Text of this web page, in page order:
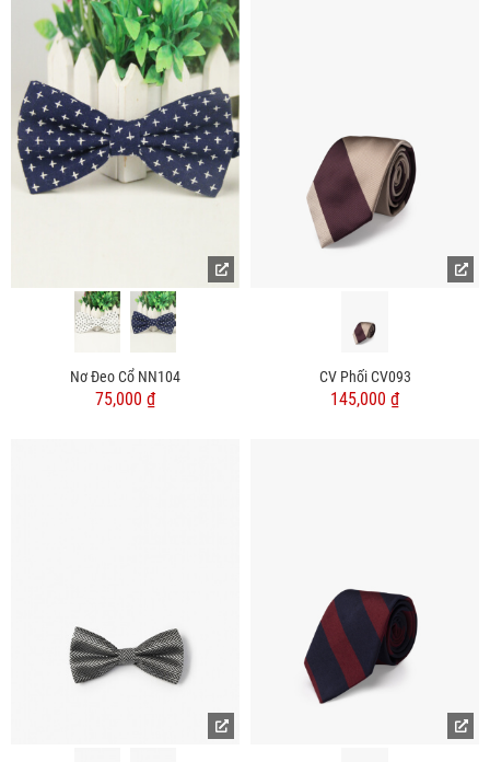
Nơ Đeo Cổ NN104
75,000 ₫
CV Phối CV093
145,000 ₫